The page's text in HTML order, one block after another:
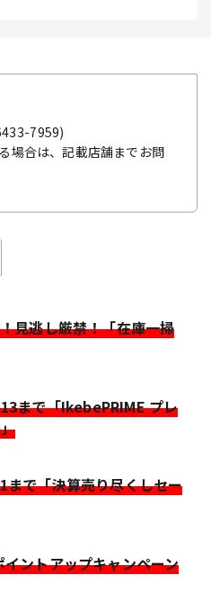
7959)
場合は、記載店舗までお問
見逃し厳禁！「在庫一掃
まで「IkebePRIME プレ
で「決算売り尽くしセー
ントアップキャンペーン